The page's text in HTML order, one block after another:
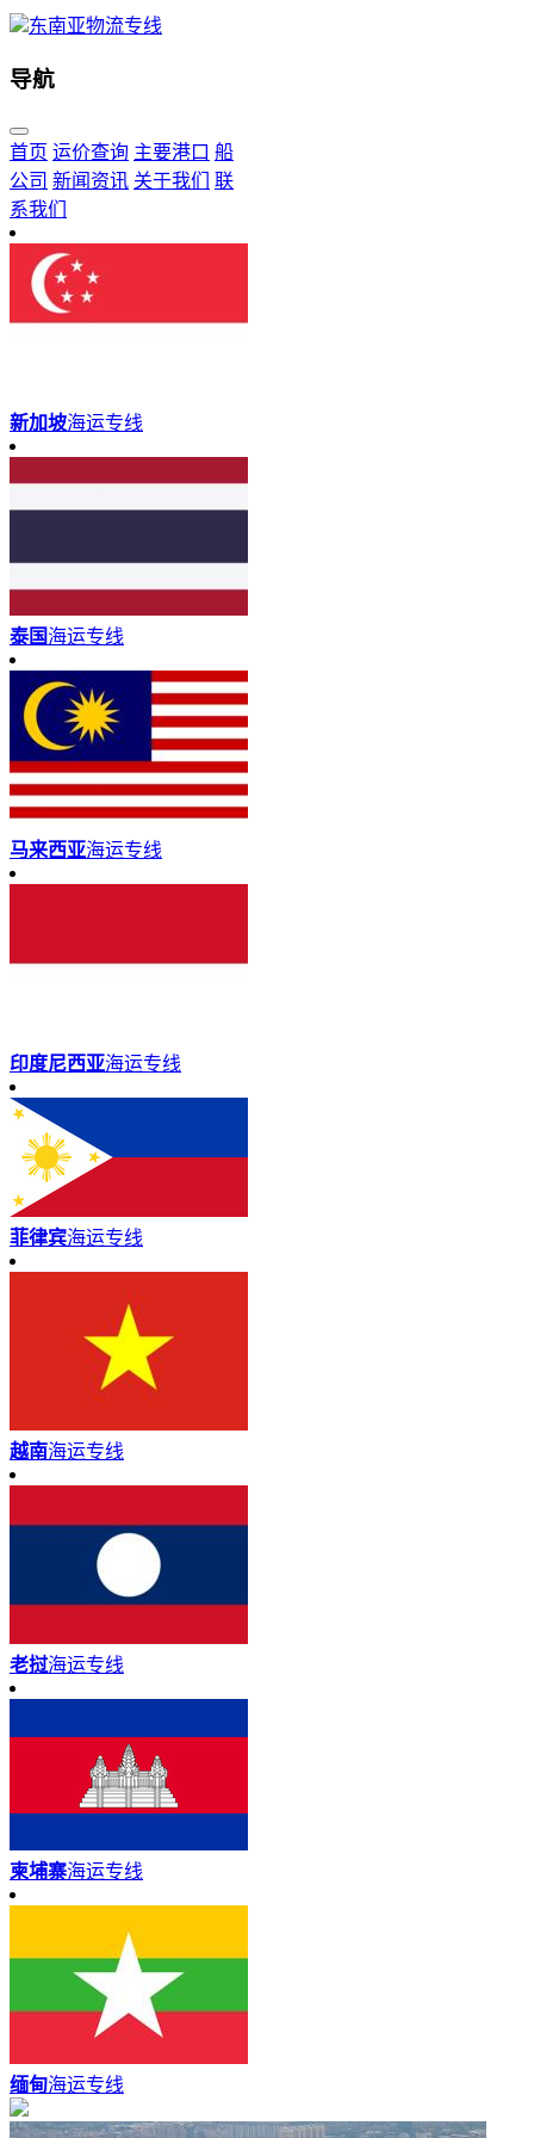
东南亚物流专线
导航
首页 运价查询 主要港口 船
公司 新闻资讯 关于我们
联
系我们
新加坡海运专线
泰国海运专线
马来西亚海运专线
印度尼西亚海运专线
菲律宾海运专线
越南海运专线
老挝海运专线
柬埔寨海运专线
缅甸海运专线